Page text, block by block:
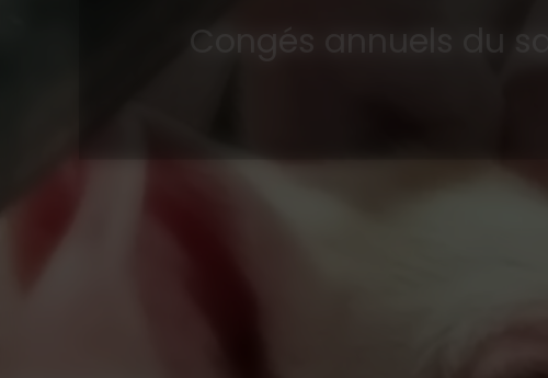
Congés annuels du